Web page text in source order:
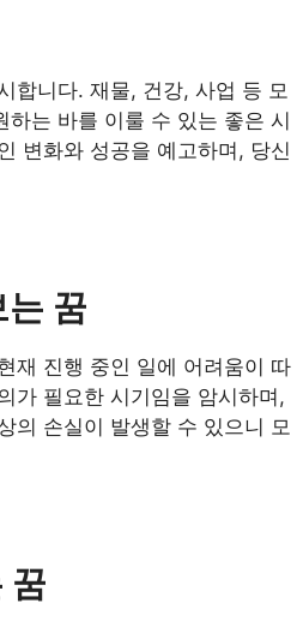
합니다. 재물, 건강, 사업 등 모
는 바를 이룰 수 있는 좋은 시
변화와 성공을 예고하며, 당신
꿈
재 진행 중인 일에 어려움이 따
가 필요한 시기임을 암시하며,
의 손실이 발생할 수 있으니 모
꿈